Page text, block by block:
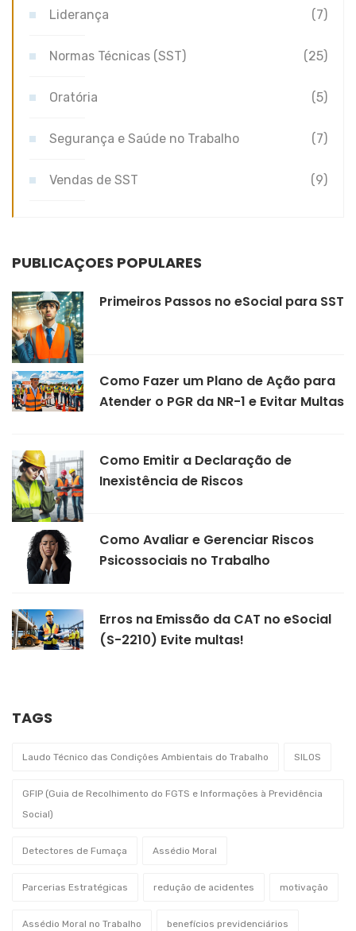
Liderança (7)
Normas Técnicas (SST) (25)
Oratória (5)
Segurança e Saúde no Trabalho (7)
Vendas de SST (9)
PUBLICAÇÕES POPULARES
Primeiros Passos no eSocial para SST
Como Fazer um Plano de Ação para
Atender o PGR da NR-1 e Evitar Multas
Como Emitir a Declaração de
Inexistência de Riscos
Como Avaliar e Gerenciar Riscos
Psicossociais no Trabalho
Erros na Emissão da CAT no eSocial
(S-2210) Evite multas!
TAGS
Laudo Técnico das Condições Ambientais do Trabalho SILOS
GFIP (Guia de Recolhimento do FGTS e Informações à Previdência
Social)
Detectores de Fumaça Assédio Moral
Parcerias Estratégicas redução de acidentes motivação
Assédio Moral no Trabalho benefícios previdenciários